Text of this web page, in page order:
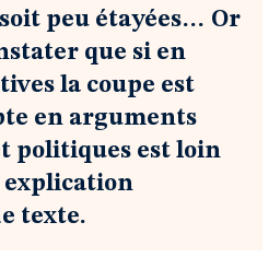
peu étayées… Or
que si en
la coupe est
en arguments
politiques est loin
explication
texte.